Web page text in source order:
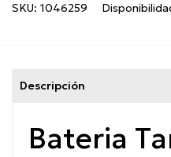
SKU: 1046259
Descripción
Bateria